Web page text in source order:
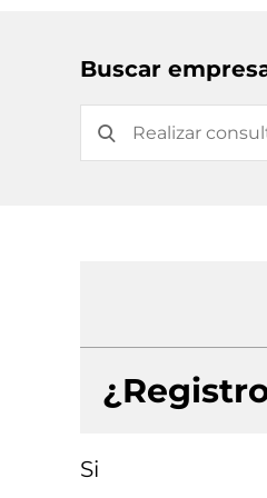
Buscar
Si